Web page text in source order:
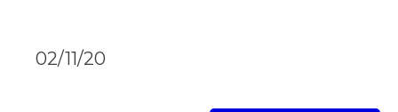
02/11/20